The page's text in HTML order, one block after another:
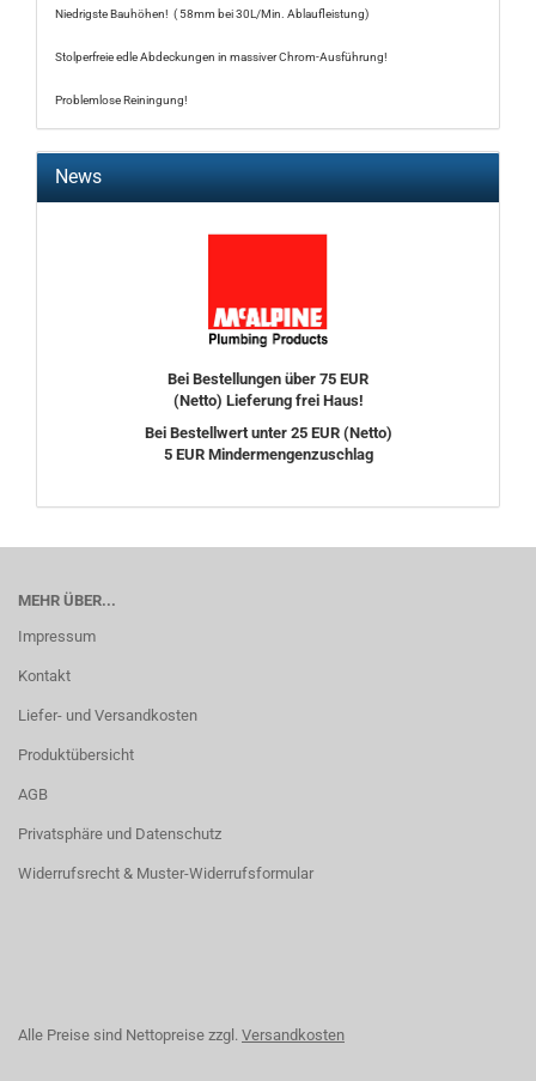
Niedrigste Bauhöhen! ( 58mm bei 30L/Min. Ablaufleistung)
Stolperfreie edle Abdeckungen in massiver Chrom-Ausführung!
Problemlose Reiningung!
News
Bei Bestellungen über 75 EUR
(Netto) Lieferung frei Haus!
Bei Bestellwert unter 25 EUR (Netto)
5 EUR Mindermengenzuschlag
MEHR ÜBER...
Impressum
Kontakt
Liefer- und Versandkosten
Produktübersicht
AGB
Privatsphäre und Datenschutz
Widerrufsrecht & Muster-Widerrufsformular
Alle Preise sind Nettopreise zzgl. Versandkosten